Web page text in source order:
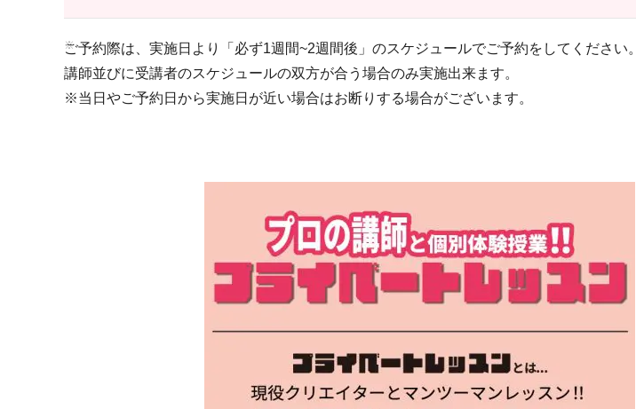
ご予約際は、実施日より「必ず1週間~2週間後」のスケジュールでご予約をしてください。
講師並びに受講者のスケジュールの双方が合う場合のみ実施出来ます。
※当日やご予約日から実施日が近い場合はお断りする場合がございます。